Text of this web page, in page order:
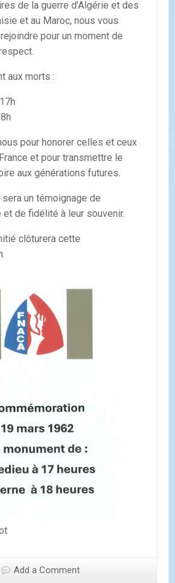
de la guerre d’Algérie et des
et au Maroc, nous vous
pour un moment de
aux morts :
pour honorer celles et ceux
et pour transmettre le
aux générations futures.
un témoignage de
et de fidélité à leur souvenir.
clôturera cette
Add a Comment